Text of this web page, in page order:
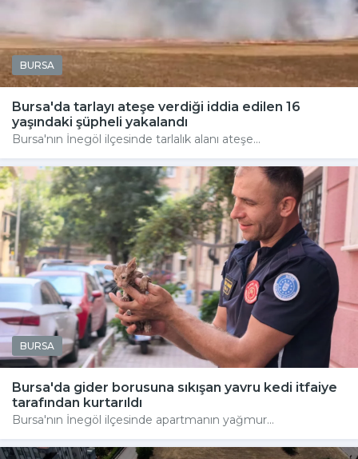
BURSA
Bursa'da tarlayı ateşe verdiği iddia edilen 16
yaşındaki şüpheli yakalandı
Bursa'nın İnegöl ilçesinde tarlalık alanı ateşe...
BURSA
Bursa'da gider borusuna sıkışan yavru kedi itfaiye
tarafından kurtarıldı
Bursa'nın İnegöl ilçesinde apartmanın yağmur...